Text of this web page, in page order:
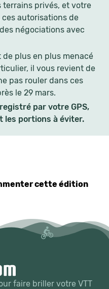
terrains privés, et votre
autorisations de
négociations avec
plus en plus menacé
il vous revient de
pas rouler dans ces
le 29 mars.
par votre GPS,
les portions à éviter.
cette édition
faire briller votre VTT